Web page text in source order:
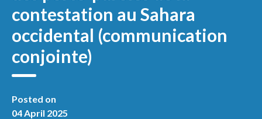
contestation au Sahara
occidental (communication
conjointe)
Posted on
04 April 2025